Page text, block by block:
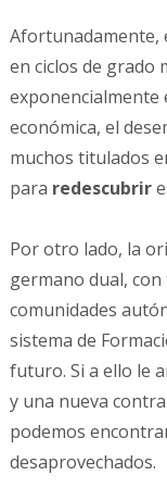
Afortunadamente,
en ciclos de grado
exponencialmente
económica, el
muchos titulados
para redescubrir
Por otro lado, la
germano dual,
comunidades
sistema de
futuro. Si a ello le
y una nueva
podemos
desaprovechados.